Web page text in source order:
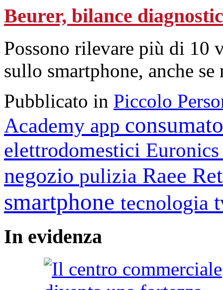
Beurer, bilance
Possono rilevare più di 10
sullo smartphone, anche
Pubblicato in Piccolo
Academy app
elettrodomestici
negozio pulizia Raee
smartphone tecnologia
In evidenza